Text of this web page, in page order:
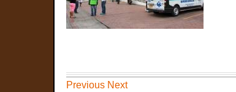
Previous Next